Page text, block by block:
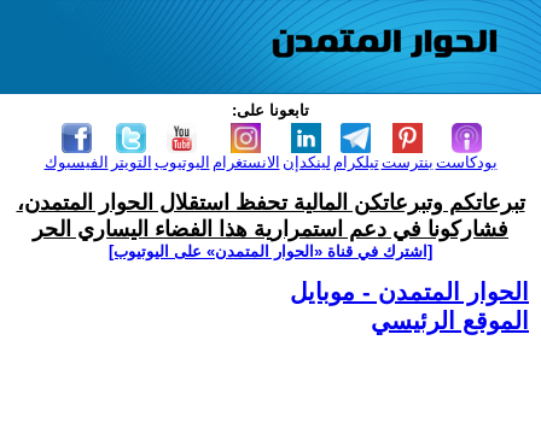
تابعونا على:
الفيسبوك التويتر اليوتيوب الانستغرام لينكدإن تيلكرامبنترست بودكاست
تبرعاتكم وتبرعاتكن المالية تحفظ استقلال الحوار المتمدن،
فشاركونا في دعم استمرارية هذا الفضاء اليساري الحر
[اشترك في قناة ‫«الحوار المتمدن» على اليوتيوب]
الحوار المتمدن - موبايل
الموقع الرئيسي